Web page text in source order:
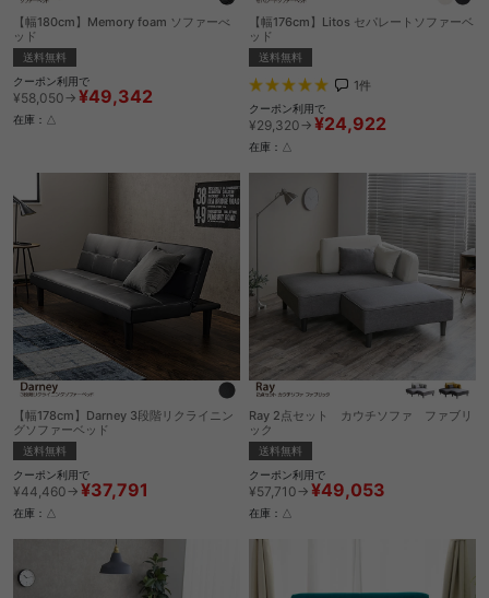
【幅180cm】Memory foam ソファーべ
ッド
送料無料
クーポン利用で
¥58,050→ ¥49,342
在庫：△
【幅176cm】Litos セパレートソファーベ
ッド
送料無料
1件
クーポン利用で
¥29,320→ ¥24,922
在庫：△
【幅178cm】Darney 3段階リクライニン
グソファーベッド
送料無料
クーポン利用で
¥44,460→ ¥37,791
在庫：△
Ray 2点セット カウチソファ ファブリ
ック
送料無料
クーポン利用で
¥57,710→ ¥49,053
在庫：△